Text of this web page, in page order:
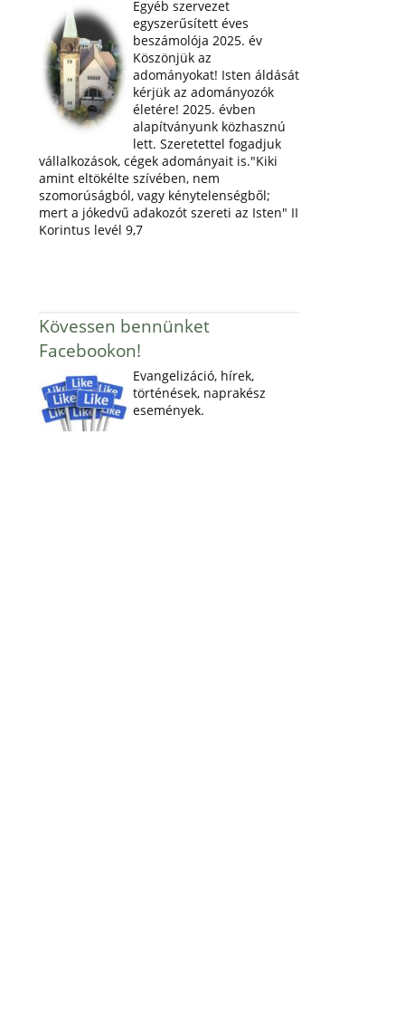
Egyéb szervezet
egyszerűsített éves
beszámolója 2025. év
Köszönjük az
adományokat! Isten áldását
kérjük az adományozók
életére! 2025. évben
alapítványunk közhasznú
lett. Szeretettel fogadjuk
vállalkozások, cégek adományait is."Kiki
amint eltökélte szívében, nem
szomorúságból, vagy kénytelenségből;
mert a jókedvű adakozót szereti az Isten" II
Korintus levél 9,7
Kövessen bennünket
Facebookon!
Evangelizáció, hírek,
történések, naprakész
események.